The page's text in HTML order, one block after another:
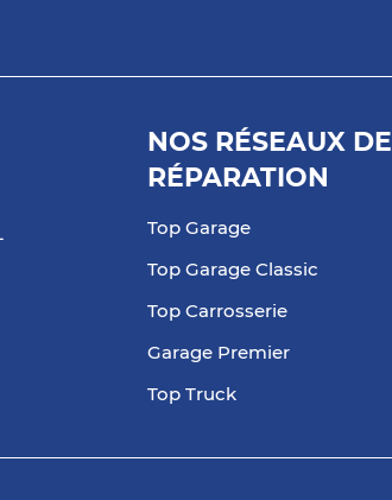
NOS RÉSEAUX DE
RÉPARATION
Top Garage
Top Garage Classic
Top Carrosserie
Garage Premier
Top Truck